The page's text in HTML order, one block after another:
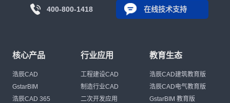
400-800-1418 在线技术支持
核心产品
浩辰CAD
GstarBIM
浩辰CAD 365
行业应用
工程建设CAD
制造行业CAD
二次开发应用
教育生态
浩辰CAD建筑教育版
浩辰CAD电气教育版
GstarBIM 教育版